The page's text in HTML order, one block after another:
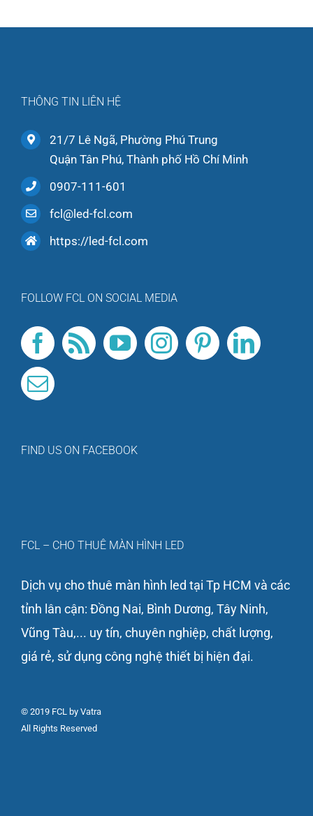
THÔNG TIN LIÊN HỆ
21/7 Lê Ngã, Phường Phú Trung
Quận Tân Phú, Thành phố Hồ Chí Minh
0907-111-601
fcl@led-fcl.com
https://led-fcl.com
FOLLOW FCL ON SOCIAL MEDIA
FIND US ON FACEBOOK
FCL – CHO THUÊ MÀN HÌNH LED
Dịch vụ cho thuê màn hình led tại Tp HCM và các
tỉnh lân cận: Đồng Nai, Bình Dương, Tây Ninh,
Vũng Tàu,... uy tín, chuyên nghiệp, chất lượng,
giá rẻ, sử dụng công nghệ thiết bị hiện đại.
© 2019 FCL by Vatra
All Rights Reserved